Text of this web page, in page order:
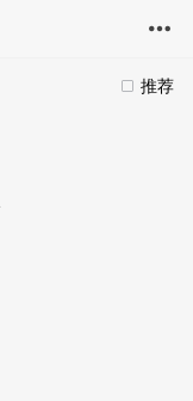
推荐